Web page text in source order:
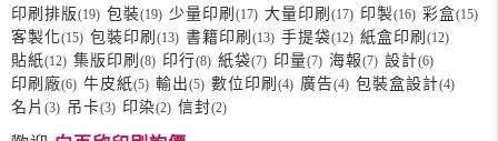
印刷排版(19) 包裝(19) 少量印刷 (17) 大量印刷 (17) 印製(16) 彩盒(15)
客製化(15) 包裝印刷 (13) 書籍印刷 (13) 手提袋(12) 紙盒印刷 (12)
貼紙(12) 集版印刷 (8) 印行(8) 紙袋(7) 印量(7) 海報(7) 設計(6)
印刷廠(6) 牛皮紙(5) 輸出(5) 數位印刷 (4) 廣告(4) 包裝盒設計(4)
名片 (3) 吊卡(3) 印染(2) 信封(2)